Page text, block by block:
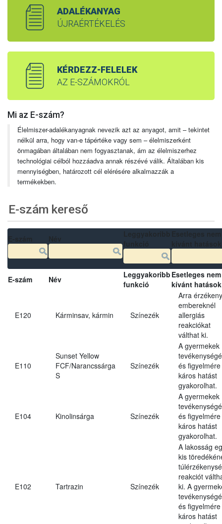
ADALÉKANYAG
ÚJRAÉRTÉKELÉS
KÉRDEZZ-FELELEK
AZ E-SZÁMOKRÓL
Mi az E-szám?
Élelmiszer-adalékanyagnak nevezik azt az anyagot, amit – tekintet
nélkül arra, hogy van-e tápértéke vagy sem – élelmiszerként
önmagában általában nem fogyasztanak, ám az élelmiszerhez
technológiai célból hozzáadva annak részévé válik. Általában kis
mennyiségben, határozott cél elérésére alkalmazzák a
termékekben.
E-szám kereső
E-szám Név
Leggyakoribb
funkció
Esetleges nem
kívánt hatások
E120 Kárminsav, kármin Színezék
Arra érzékeny
embereknél
allergiás
reakciókat
válthat ki.
E110
Sunset Yellow
FCF/Narancssárga
S
Színezék
A gyermekek
és figyelmére
káros hatást
gyakorolhat.
E104 Kinolinsárga Színezék
A gyermekek
és figyelmére
káros hatást
gyakorolhat.
E102 Tartrazin Színezék
A lakosság
kis
reakciót
ki. A
és figyelmére
káros hatást